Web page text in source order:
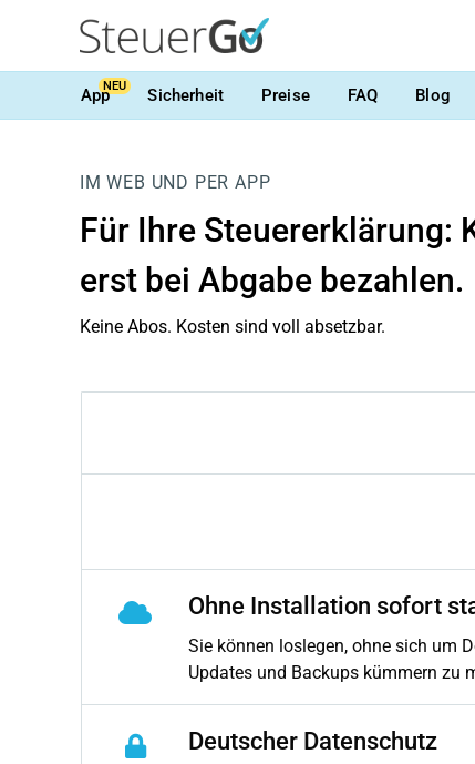
AppNEU Sicherheit Preise FAQ Blog
IM WEB UND PER APP
Für Ihre Steuererklärung:
erst bei Abgabe bezahlen.
Keine Abos. Kosten sind voll absetzbar.
Ohne Installation sofort
Sie können loslegen, ohne sich um
Updates und Backups kümmern zu
Deutscher Datenschutz